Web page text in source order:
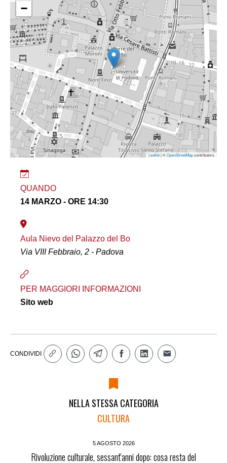
−
Leaflet| ©OpenStreetMapcontributors
QUANDO
14 MARZO - ORE 14:30
Aula Nievo del Palazzo del Bo
Via VIII Febbraio, 2 - Padova
PER MAGGIORI INFORMAZIONI
Sito web
CONDIVIDI
NELLA STESSA CATEGORIA
CULTURA
5 AGOSTO 2026
Rivoluzione culturale, sessant'anni dopo: cosa resta del